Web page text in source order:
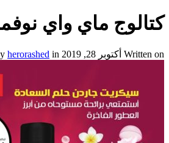
كتالوج ماي واي نوفمبر
Written on أكتوبر 28, 2019 by herorashed in